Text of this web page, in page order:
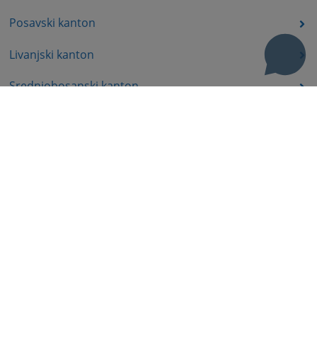
Posavski kanton
Livanjski kanton
Srednjobosanski kanton